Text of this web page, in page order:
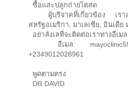
ซื้อและปลูกถ่ายไตสด
ผู้บริจาคที่เกี่ยวข้อง เราอยู่
สหรัฐอเมริกา, มาเลเซีย, อินเดี
อย่าลังเลที่จะติดต่อเราทางอีเมล
อีเมล:
+2349012028961
พูดตามตรง
DR DAVID